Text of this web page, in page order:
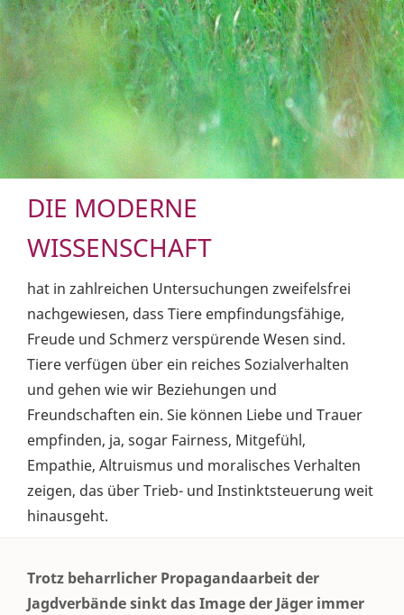
DIE MODERNE
WISSENSCHAFT
hat in zahlreichen Untersuchungen zweifelsfrei
nachgewiesen, dass Tiere empfindungsfähige,
Freude und Schmerz verspürende Wesen sind.
Tiere verfügen über ein reiches Sozialverhalten
und gehen wie wir Beziehungen und
Freundschaften ein. Sie können Liebe und Trauer
empfinden, ja, sogar Fairness, Mitgefühl,
Empathie, Altruismus und moralisches Verhalten
zeigen, das über Trieb- und Instinktsteuerung weit
hinausgeht.
Trotz beharrlicher Propagandaarbeit der
Jagdverbände sinkt das Image der Jäger immer